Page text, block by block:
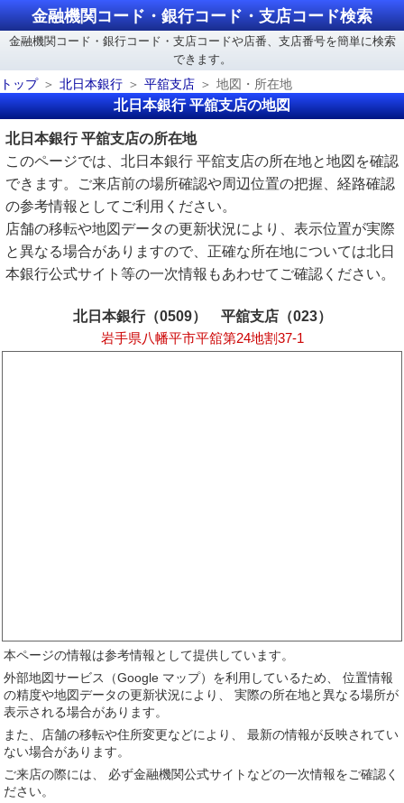
金融機関コード・銀行コード・支店コード検索
金融機関コード・銀行コード・支店コードや店番、支店番号を簡単に検索
できます。
トップ
北日本銀行 平舘支店 地図・所在地
北日本銀行 平舘支店の地図
北日本銀行 平舘支店の所在地
このページでは、北日本銀行 平舘支店の所在地と地図を確認
できます。ご来店前の場所確認や周辺位置の把握、経路確認
の参考情報としてご利用ください。
店舗の移転や地図データの更新状況により、表示位置が実際
と異なる場合がありますので、正確な所在地については北日
本銀行公式サイト等の一次情報もあわせてご確認ください。
北日本銀行（0509） 平舘支店（023）
岩手県八幡平市平舘第24地割37-1
本ページの情報は参考情報として提供しています。
外部地図サービス（Google マップ）を利用しているため、 位置情報
の精度や地図データの更新状況により、 実際の所在地と異なる場所が
表示される場合があります。
また、店舗の移転や住所変更などにより、 最新の情報が反映されてい
ない場合があります。
ご来店の際には、 必ず金融機関公式サイトなどの一次情報をご確認く
ださい。